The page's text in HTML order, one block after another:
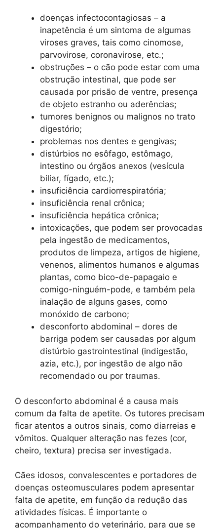
doenças infectocontagiosas – a
inapetência é um sintoma de algumas
viroses graves, tais como cinomose,
parvovirose, coronavirose, etc.;
obstruções – o cão pode estar com uma
obstrução intestinal, que pode ser
causada por prisão de ventre, presença
de objeto estranho ou aderências;
tumores benignos ou malignos no trato
digestório;
problemas nos dentes e gengivas;
distúrbios no esôfago, estômago,
intestino ou órgãos anexos (vesícula
biliar, fígado, etc.);
insuficiência cardiorrespiratória;
insuficiência renal crônica;
insuficiência hepática crônica;
intoxicações, que podem ser provocadas
pela ingestão de medicamentos,
produtos de limpeza, artigos de higiene,
venenos, alimentos humanos e algumas
plantas, como bico-de-papagaio e
comigo-ninguém-pode, e também pela
inalação de alguns gases, como
monóxido de carbono;
desconforto abdominal – dores de
barriga podem ser causadas por algum
distúrbio gastrointestinal (indigestão,
azia, etc.), por ingestão de algo não
recomendado ou por traumas.
O desconforto abdominal é a causa mais
comum da falta de apetite. Os tutores precisam
ficar atentos a outros sinais, como diarreias e
vômitos. Qualquer alteração nas fezes (cor,
cheiro, textura) precisa ser investigada.
Cães idosos, convalescentes e portadores de
doenças osteomusculares podem apresentar
falta de apetite, em função da redução das
atividades físicas. É importante o
acompanhamento do veterinário, para que se